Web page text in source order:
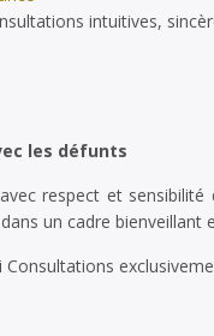
intuitives,
les défunts
respect et
un cadre bienveillant